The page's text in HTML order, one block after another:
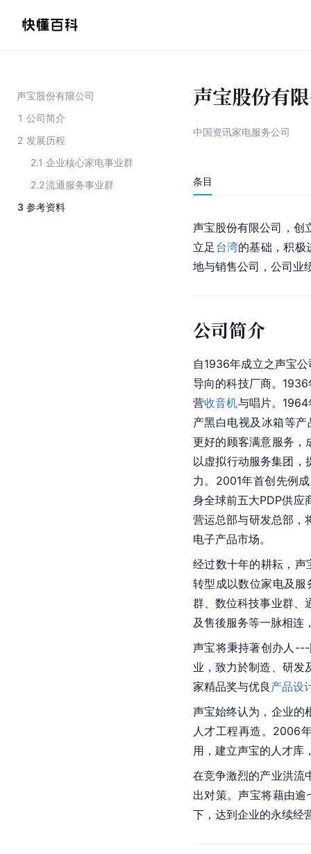
声宝股份有限公司
1 公司简介
2 发展历程
2.1 企业核心家电事业群
2.2流通服务事业群
3 参考资料
声宝股份有
中国资讯家电服务公司
条目
声宝股份有限公司，创
立足 台湾的基础，积极
地与销售公司，公司业
公司简介
自1936年成立之声宝
导向的科技厂商。
营收音机与唱片。
产黑白电视及冰箱等
更好的顾客满意服务
以虚拟行动服务集团
力。2001年首创先例
身全球前五大PDP供应
营运总部与研发总部，
电子产品市场。
经过数十年的耕耘，声
转型成以数位家电及
群、数位科技事业群、
及售後服务等一脉相连
声宝将秉持著创办人---
业，致力於制造、研发
家精品奖与优良 产品设
声宝始终认为，企业的
人才工程再造。2006
用，建立声宝的人才库
在竞争激烈的产业洪流
出对策。声宝将藉由
下，达到企业的永续经